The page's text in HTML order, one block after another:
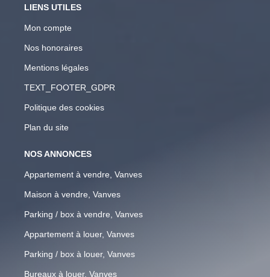
LIENS UTILES
Mon compte
Nos honoraires
Mentions légales
TEXT_FOOTER_GDPR
Politique des cookies
Plan du site
NOS ANNONCES
Appartement à vendre, Vanves
Maison à vendre, Vanves
Parking / box à vendre, Vanves
Appartement à louer, Vanves
Parking / box à louer, Vanves
Bureaux à louer, Vanves